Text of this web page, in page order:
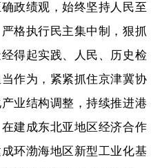
政绩观，始终坚持人民至
格执行民主集中制，狠抓
得起实践、人民、历史检
作为，紧紧抓住京津冀协
业结构调整，持续推进港
建成东北亚地区经济合作
环渤海地区新型工业化基